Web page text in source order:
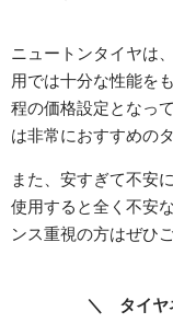
ニュートンタイヤは
用では十分な性能を
程の価格設定となっ
は非常におすすめの
また、安すぎて不安
使用すると全く不安
ンス重視の方はぜひ
＼ タイヤ